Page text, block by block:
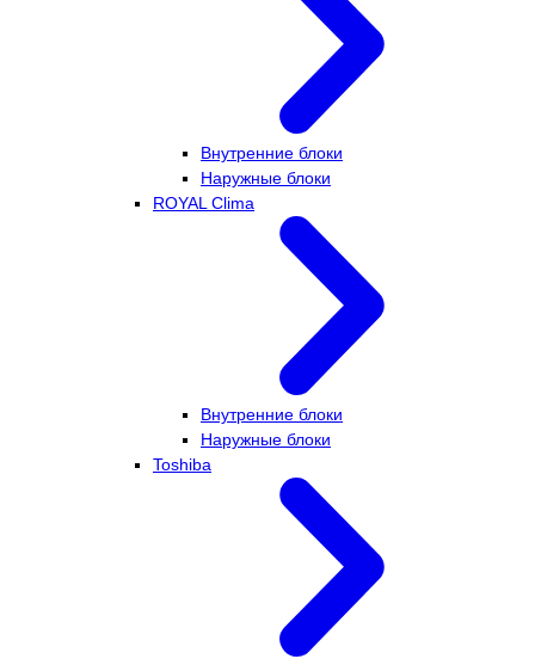
Внутренние блоки
Наружные блоки
ROYAL Clima
Внутренние блоки
Наружные блоки
Toshiba